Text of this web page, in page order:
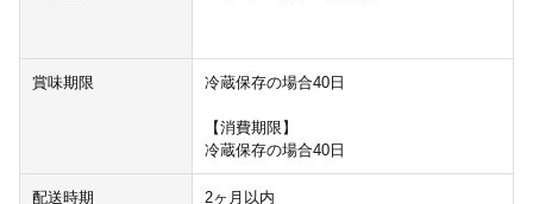
賞味期限 冷蔵保存の場合40日
【消費期限】
冷蔵保存の場合40日
配送時期 2ヶ月以内